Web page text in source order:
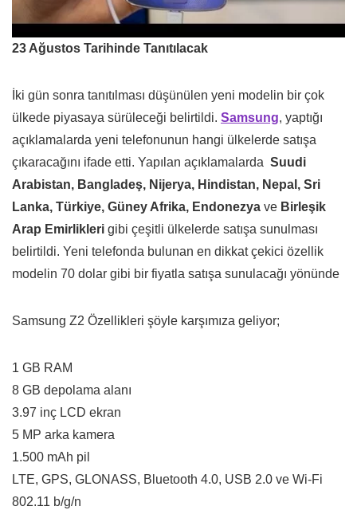
23 Ağustos Tarihinde Tanıtılacak
İki gün sonra tanıtılması düşünülen yeni modelin bir çok
ülkede piyasaya sürüleceği belirtildi. Samsung, yaptığı
açıklamalarda yeni telefonunun hangi ülkelerde satışa
çıkaracağını ifade etti. Yapılan açıklamalarda Suudi
Arabistan, Bangladeş, Nijerya, Hindistan, Nepal, Sri
Lanka, Türkiye, Güney Afrika, Endonezya ve Birleşik
Arap Emirlikleri gibi çeşitli ülkelerde satışa sunulması
belirtildi. Yeni telefonda bulunan en dikkat çekici özellik
modelin 70 dolar gibi bir fiyatla satışa sunulacağı yönünde
Samsung Z2 Özellikleri şöyle karşımıza geliyor;
1 GB RAM
8 GB depolama alanı
3.97 inç LCD ekran
5 MP arka kamera
1.500 mAh pil
LTE, GPS, GLONASS, Bluetooth 4.0, USB 2.0 ve Wi-Fi
802.11 b/g/n